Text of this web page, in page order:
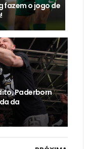
fazem o jogo de
Paderborn
da